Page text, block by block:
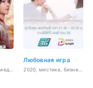
Любовная игра
2020, мистика, бизнес, романтика, драма